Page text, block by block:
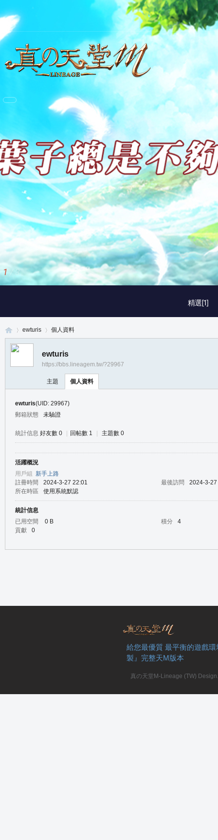
精選[1]
1 / 3
ewturis 個人資料
ewturis
https://bbs.lineagem.tw/?29967
主題 個人資料
ewturis(UID: 29967)
郵箱狀態
未驗證
統計信息 好友數 0 回帖數 1 主題數 0
活躍概況
用戶組 新手上路
註冊時間
2024-3-27 22:01 最後訪問
2024-3-
所在時區
使用系統默認
統計信息
已用空間
0 B 積分
4
貢獻
0
給您最優質 最平衡的遊戲
製』完整天M版本
真の天堂M-Lineage (TW)